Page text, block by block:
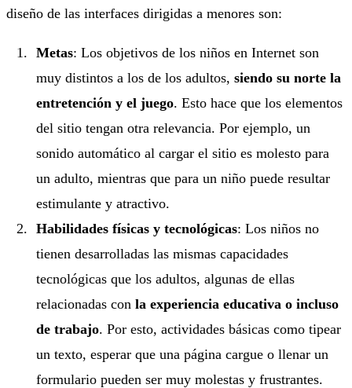
diseño de las interfaces dirigidas a menores son:
Metas: Los objetivos de los niños en Internet son
muy distintos a los de los adultos,siendo su norte la
entretención y el juego. Esto hace que los elementos
del sitio tengan otra relevancia. Por ejemplo, un
sonido automático al cargar el sitio es molesto para
un adulto, mientras que para un niño puede resultar
estimulante y atractivo.
Habilidades físicas y tecnológicas: Los niños no
tienen desarrolladas las mismas capacidades
tecnológicas que los adultos, algunas de ellas
relacionadas conla experiencia educativa o incluso
de trabajo. Por esto, actividades básicas como tipear
un texto, esperar que una página cargue o llenar un
formulario pueden ser muy molestas y frustrantes.